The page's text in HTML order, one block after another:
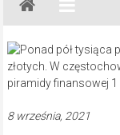
Regionalna
Częstochowa,
Kłobuck,
Lubliniec,
8 września, 2021